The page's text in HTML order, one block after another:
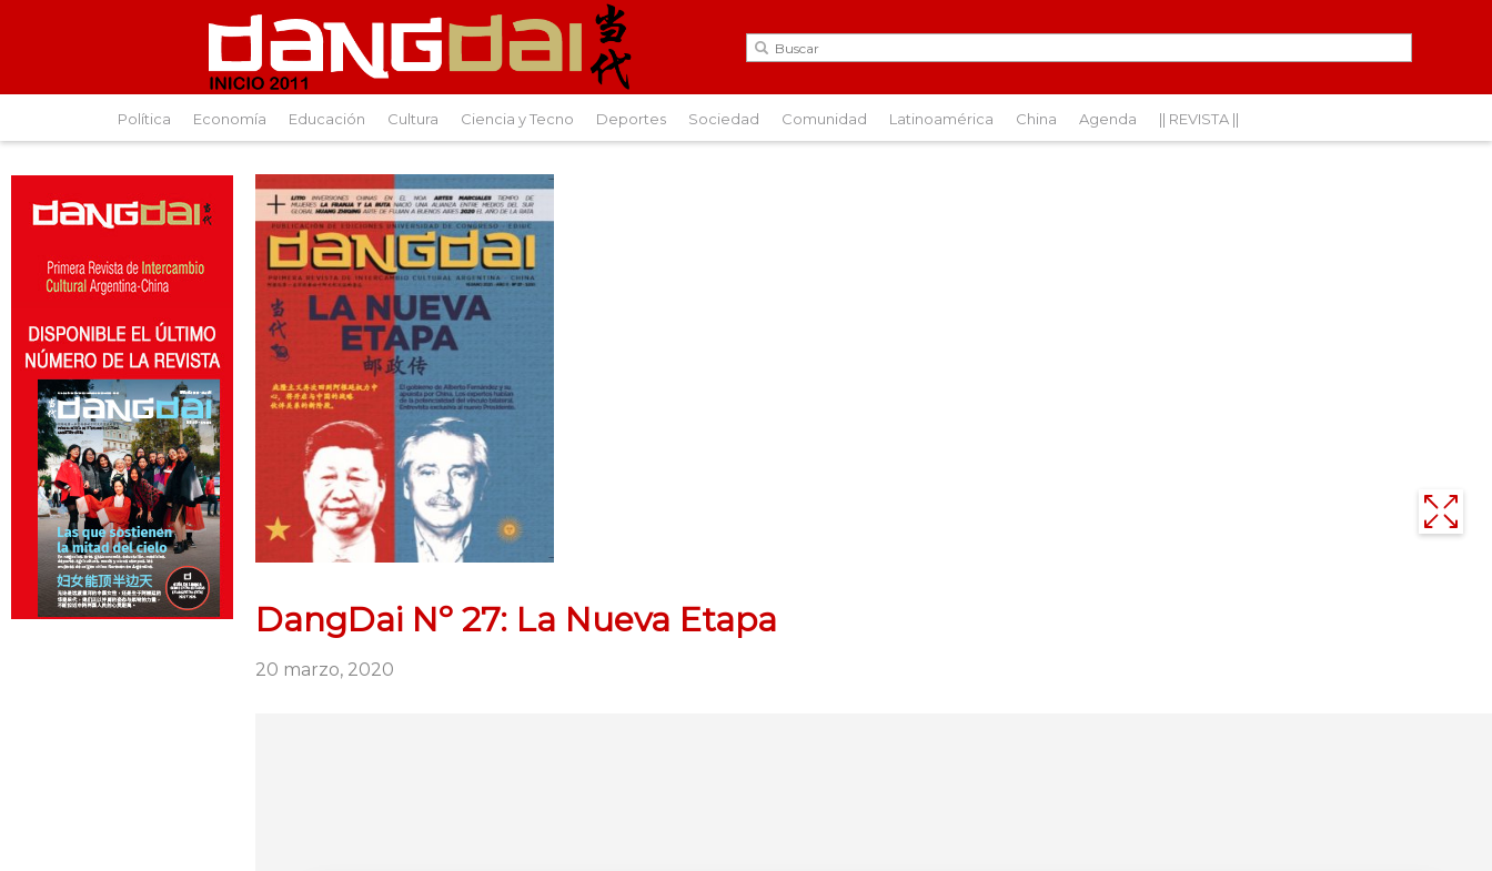
Política Economía Educación Cultura Ciencia y Tecno Deportes Sociedad Comunidad Latinoamérica China Agenda || REVISTA ||
DangDai Nº 27: La Nueva Etapa
20 marzo, 2020